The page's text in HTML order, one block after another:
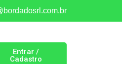
Entrar /
Cadastro